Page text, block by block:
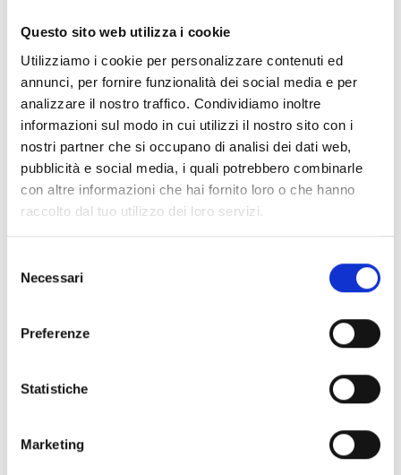
Questo sito web utilizza i cookie
Utilizziamo i cookie per personalizzare contenuti ed
annunci, per fornire funzionalità dei social media e per
analizzare il nostro traffico. Condividiamo inoltre
informazioni sul modo in cui utilizzi il nostro sito con i
nostri partner che si occupano di analisi dei dati web,
pubblicità e social media, i quali potrebbero combinarle
con altre informazioni che hai fornito loro o che hanno
raccolto dal tuo utilizzo dei loro servizi.
delNecessari
Preferenze
Statistiche
Marketing
Milano
SCOPRI